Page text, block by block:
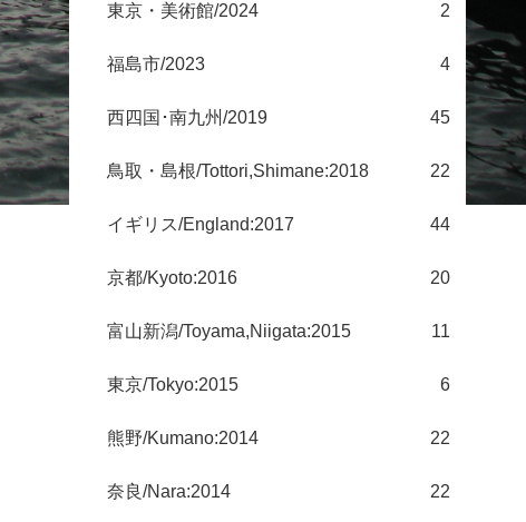
東京・美術館/2024 2
福島市/2023 4
西四国･南九州/2019 45
鳥取・島根/Tottori,Shimane:2018 22
イギリス/England:2017 44
京都/Kyoto:2016 20
富山新潟/Toyama,Niigata:2015 11
東京/Tokyo:2015 6
熊野/Kumano:2014 22
奈良/Nara:2014 22